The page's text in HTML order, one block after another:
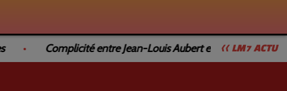
<< LM7 ACTU
Complicité entre Jean-Louis Aubert et Jean-Luc Caturla